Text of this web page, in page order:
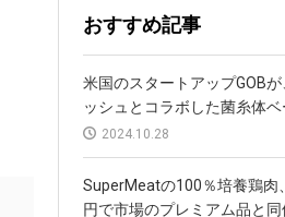
おすすめ記事
米国のスタートアップGOB
ッシュとコラボした菌糸体
2024.10.28
SuperMeatの100％培養鶏肉
円で市場のプレミアム品と